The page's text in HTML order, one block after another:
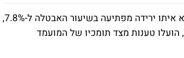
לאחר שאתמול (ו') פרסום דו"ח התעסוקה בארה"ב שהביא איתו ירידה מפתיעה בשיעור האבטלה ל-7.8%,
השיעור הנמוך מאז נכנס אובמה לבית הלבן בינואר 2009, הועלו טענות מצד תומכיו של המועמד